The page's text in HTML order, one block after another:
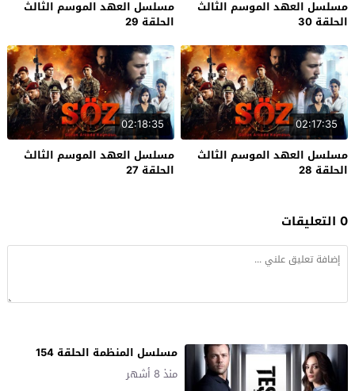
مسلسل العهد الموسم الثالث
الحلقة 30
مسلسل العهد الموسم الثالث
الحلقة 29
02:17:35
مسلسل العهد الموسم الثالث
الحلقة 28
02:18:35
مسلسل العهد الموسم الثالث
الحلقة 27
0 التعليقات
مسلسل المنظمة الحلقة 154
منذ 8 أشهر